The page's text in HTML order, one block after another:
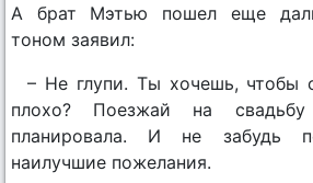
А брат Мэтью пошел еще
тоном заявил:
– Не глупи. Ты хочешь, чтобы
плохо? Поезжай на
планировала. И не забудь
наилучшие пожелания.